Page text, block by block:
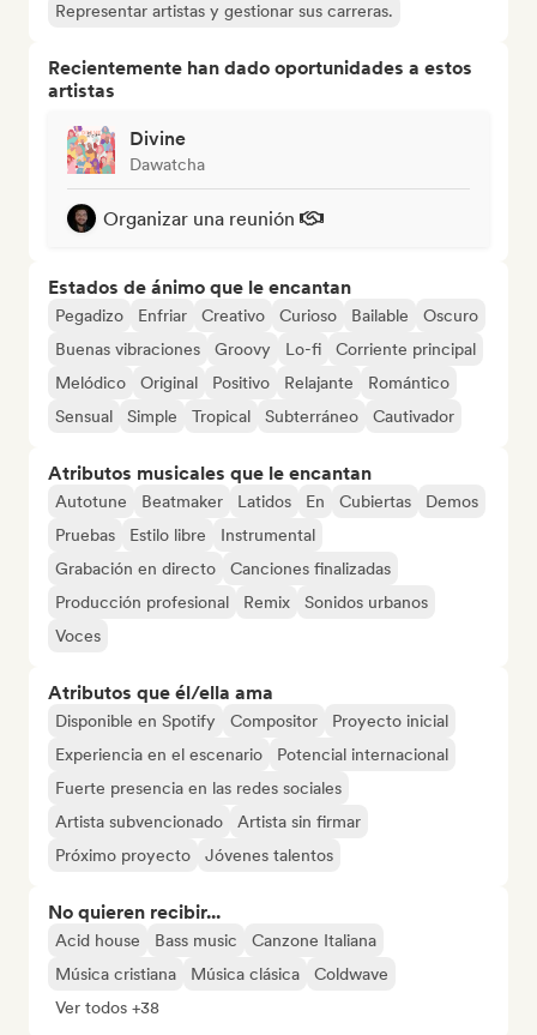
Representar artistas y gestionar sus carreras.
Recientemente han dado oportunidades a estos
artistas
Divine
Dawatcha
Organizar una reunión
Estados de ánimo que le encantan
Pegadizo Enfriar Creativo Curioso Bailable
Oscuro
Buenas vibraciones
Groovy Lo-fi
Corriente principal
Melódico
Original Positivo Relajante
Romántico
Sensual
Simple Tropical Subterráneo Cautivador
Atributos musicales que le encantan
Autotune Beatmaker Latidos En Cubiertas
Demos
Pruebas
Estilo libre
Instrumental
Grabación en directo
Canciones finalizadas
Producción profesional
Remix
Sonidos urbanos
Voces
Atributos que él/ella ama
Disponible en Spotify Compositor
Proyecto inicial
Experiencia en el escenario
Potencial internacional
Fuerte presencia en las redes sociales
Artista subvencionado
Artista sin firmar
Próximo proyecto
Jóvenes talentos
No quieren recibir...
Acid house Bass music
Canzone Italiana
Música cristiana
Música clásica
Coldwave
Ver todos +38